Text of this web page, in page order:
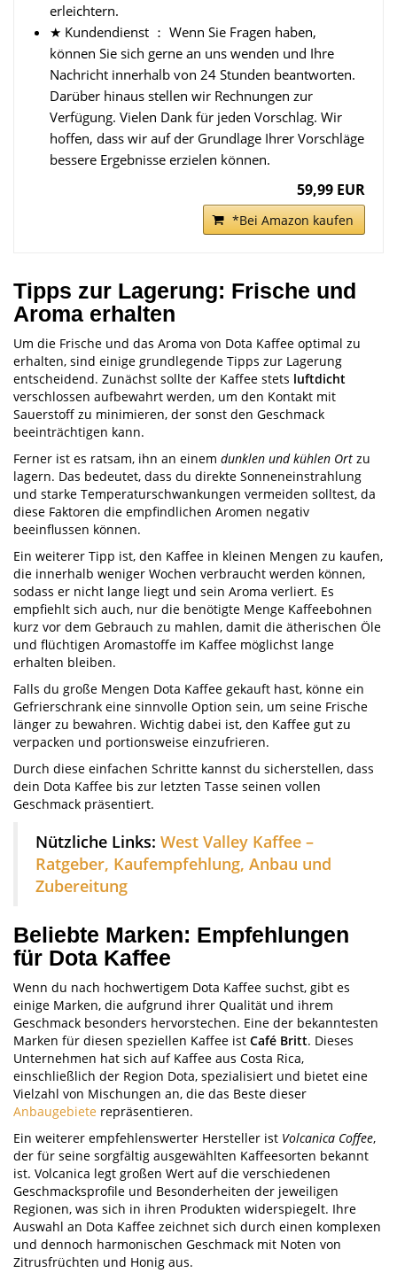
erleichtern.
★ Kundendienst ： Wenn Sie Fragen haben,
können Sie sich gerne an uns wenden und Ihre
Nachricht innerhalb von 24 Stunden beantworten.
Darüber hinaus stellen wir Rechnungen zur
Verfügung. Vielen Dank für jeden Vorschlag. Wir
hoffen, dass wir auf der Grundlage Ihrer Vorschläge
bessere Ergebnisse erzielen können.
59,99 EUR
*Bei Amazon kaufen
Tipps zur Lagerung: Frische und
Aroma erhalten
Um die Frische und das Aroma von Dota Kaffee optimal zu
erhalten, sind einige grundlegende Tipps zur Lagerung
entscheidend. Zunächst sollte der Kaffee stets luftdicht
verschlossen aufbewahrt werden, um den Kontakt mit
Sauerstoff zu minimieren, der sonst den Geschmack
beeinträchtigen kann.
Ferner ist es ratsam, ihn an einem dunklen und kühlen Ort zu
lagern. Das bedeutet, dass du direkte Sonneneinstrahlung
und starke Temperaturschwankungen vermeiden solltest, da
diese Faktoren die empfindlichen Aromen negativ
beeinflussen können.
Ein weiterer Tipp ist, den Kaffee in kleinen Mengen zu kaufen,
die innerhalb weniger Wochen verbraucht werden können,
sodass er nicht lange liegt und sein Aroma verliert. Es
empfiehlt sich auch, nur die benötigte Menge Kaffeebohnen
kurz vor dem Gebrauch zu mahlen, damit die ätherischen Öle
und flüchtigen Aromastoffe im Kaffee möglichst lange
erhalten bleiben.
Falls du große Mengen Dota Kaffee gekauft hast, könne ein
Gefrierschrank eine sinnvolle Option sein, um seine Frische
länger zu bewahren. Wichtig dabei ist, den Kaffee gut zu
verpacken und portionsweise einzufrieren.
Durch diese einfachen Schritte kannst du sicherstellen, dass
dein Dota Kaffee bis zur letzten Tasse seinen vollen
Geschmack präsentiert.
Nützliche Links: West Valley Kaffee –
Ratgeber, Kaufempfehlung, Anbau und
Zubereitung
Beliebte Marken: Empfehlungen
für Dota Kaffee
Wenn du nach hochwertigem Dota Kaffee suchst, gibt es
einige Marken, die aufgrund ihrer Qualität und ihrem
Geschmack besonders hervorstechen. Eine der bekanntesten
Marken für diesen speziellen Kaffee ist Café Britt. Dieses
Unternehmen hat sich auf Kaffee aus Costa Rica,
einschließlich der Region Dota, spezialisiert und bietet eine
Vielzahl von Mischungen an, die das Beste dieser
Anbaugebiete repräsentieren.
Ein weiterer empfehlenswerter Hersteller ist Volcanica Coffee,
der für seine sorgfältig ausgewählten Kaffeesorten bekannt
ist. Volcanica legt großen Wert auf die verschiedenen
Geschmacksprofile und Besonderheiten der jeweiligen
Regionen, was sich in ihren Produkten widerspiegelt. Ihre
Auswahl an Dota Kaffee zeichnet sich durch einen komplexen
und dennoch harmonischen Geschmack mit Noten von
Zitrusfrüchten und Honig aus.